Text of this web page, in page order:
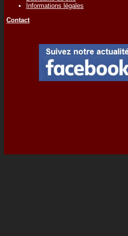
Informations légales
Contact